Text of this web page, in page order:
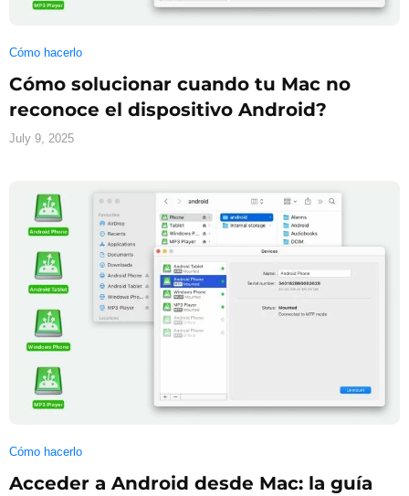
Cómo hacerlo
Cómo solucionar cuando tu Mac no
reconoce el dispositivo Android?
July 9, 2025
Cómo hacerlo
Acceder a Android desde Mac: la guía